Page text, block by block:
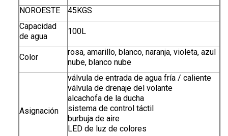
NOROESTE
45KGS
Capacidad
de agua
100L
Color
rosa, amarillo, blanco, naranja, violeta, azul
nube, blanco nube
Asignación
válvula de entrada de agua fría / caliente
válvula de drenaje del volante
alcachofa de la ducha
sistema de control táctil
burbuja de aire
LED de luz de colores